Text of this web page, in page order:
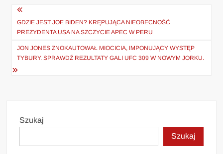
Nawigacja
wpisu
GDZIE JEST JOE BIDEN? KRĘPUJĄCA NIEOBECNOŚĆ
PREZYDENTA USA NA SZCZYCIE APEC W PERU
JON JONES ZNOKAUTOWAŁ MIOCICIA, IMPONUJĄCY WYSTĘP
TYBURY. SPRAWDŹ REZULTATY GALI UFC 309 W NOWYM JORKU.
Szukaj
Szukaj